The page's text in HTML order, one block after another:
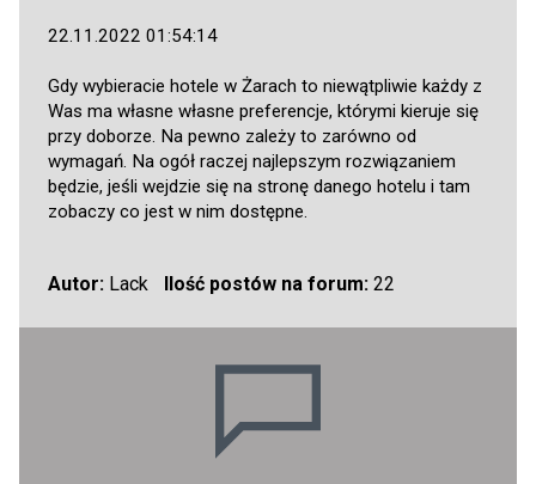
22.11.2022 01:54:14
Gdy wybieracie hotele w Żarach to niewątpliwie każdy z
Was ma własne własne preferencje, którymi kieruje się
przy doborze. Na pewno zależy to zarówno od
wymagań. Na ogół raczej najlepszym rozwiązaniem
będzie, jeśli wejdzie się na stronę danego hotelu i tam
zobaczy co jest w nim dostępne.
Autor: Lack Ilość postów na forum:22